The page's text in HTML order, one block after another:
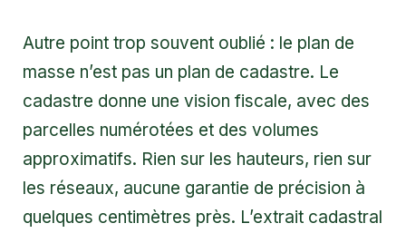
Autre point trop souvent oublié : le plan de
masse n’est pas un plan de cadastre. Le
cadastre donne une vision fiscale, avec des
parcelles numérotées et des volumes
approximatifs. Rien sur les hauteurs, rien sur
les réseaux, aucune garantie de précision à
quelques centimètres près. L’extrait cadastral